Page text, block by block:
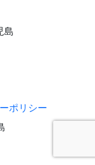
ポリシー